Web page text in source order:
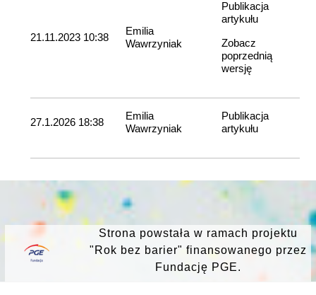
21.11.2023 10:38
Emilia
Wawrzyniak
Publikacja
artykułu
Zobacz
poprzednią
wersję
27.1.2026 18:38
Emilia
Wawrzyniak
Publikacja
artykułu
Strona powstała w ramach projektu
"Rok bez barier" finansowanego przez
Fundację PGE.